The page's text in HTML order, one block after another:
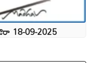
18-09-2025